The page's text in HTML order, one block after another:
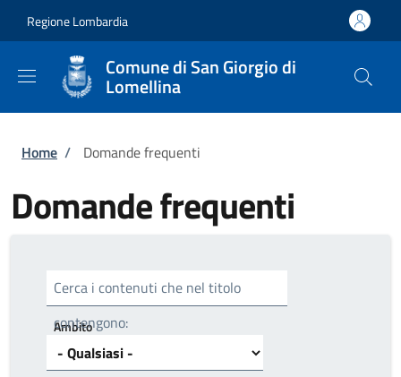
Regione Lombardia
Comune di San Giorgio di
Lomellina
Briciole di pane
Home / Domande frequenti
Domande frequenti
Cerca i contenuti che nel titolo
contengono:
Ambito